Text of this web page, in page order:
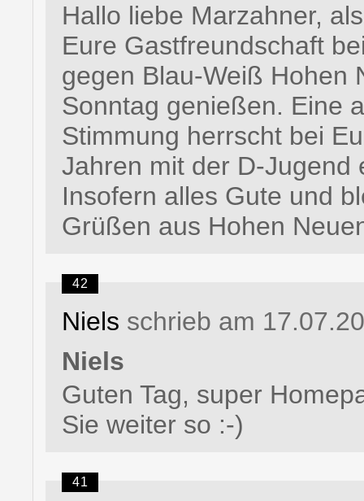
Hallo liebe Marzahner,
Eure Gastfreundschaft
gegen Blau-Weiß Hohen
Sonntag genießen. Eine
Stimmung herrscht bei
Jahren mit der D-Jugend
Insofern alles Gute und
Grüßen aus Hohen
42
Niels schrieb am
Niels
Guten Tag, super
Sie weiter so :-)
41